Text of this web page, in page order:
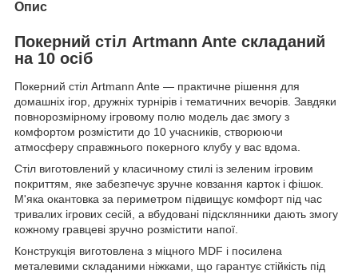
Опис
Покерний стіл Artmann Ante складаний
на 10 осіб
Покерний стіл Artmann Ante — практичне рішення для
домашніх ігор, дружніх турнірів і тематичних вечорів. Завдяки
повнорозмірному ігровому полю модель дає змогу з
комфортом розмістити до 10 учасників, створюючи
атмосферу справжнього покерного клубу у вас вдома.
Стіл виготовлений у класичному стилі із зеленим ігровим
покриттям, яке забезпечує зручне ковзання карток і фішок.
М'яка окантовка за периметром підвищує комфорт під час
тривалих ігрових сесій, а вбудовані підсклянники дають змогу
кожному гравцеві зручно розмістити напої.
Конструкція виготовлена з міцного MDF і посилена
металевими складаними ніжками, що гарантує стійкість під